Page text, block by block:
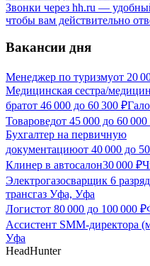
Звонки через hh.ru —
чтобы вам действительно
Вакансии дня
Менеджер по туризмуот 20
Медицинская сестра/
братот 46 000 до 60 300 ₽
Товароведот 45 000 до 60 000
Бухгалтер на первичную
документациюот 40 000 до
Клинер в автосалон30 000 ₽
Электрогазосварщик 6
трансгаз Уфа, Уфа
Логистот 80 000 до 100 000 ₽
Ассистент SMM-директора
Уфа
HeadHunter